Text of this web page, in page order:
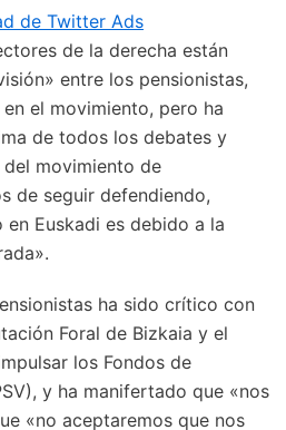
de Twitter Ads
de la derecha están
entre los pensionistas,
el movimiento, pero ha
de todos los debates y
movimiento de
de seguir defendiendo,
Euskadi es debido a la
ha sido crítico con
Foral de Bizkaia y el
los Fondos de
y ha manifertado que «nos
«no aceptaremos que nos